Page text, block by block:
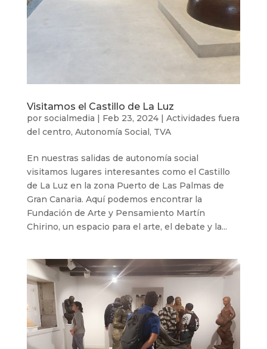
Visitamos el Castillo de La Luz
por socialmedia Feb 23, 2024| Actividades fuera
del centro, Autonomía Social , TVA
En nuestras salidas de autonomía social
visitamos lugares interesantes como el Castillo
de La Luz en la zona Puerto de Las Palmas de
Gran Canaria. Aquí podemos encontrar la
Fundación de Arte y Pensamiento Martín
Chirino, un espacio para el arte, el debate y la...